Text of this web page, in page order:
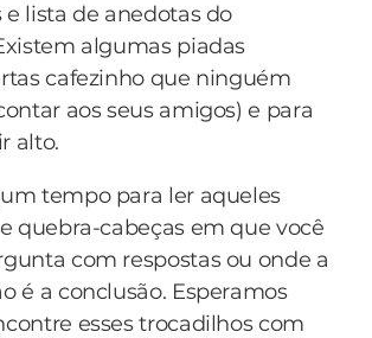
lista de anedotas do
algumas piadas
cafezinho que ninguém
aos seus amigos) e para
alto.
tempo para ler aqueles
quebra-cabeças em que você
com respostas ou onde a
é a conclusão. Esperamos
esses trocadilhos com